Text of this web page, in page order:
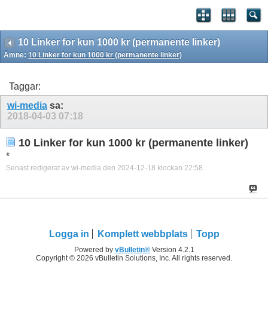
10 Linker for kun 1000 kr (permanente linker)
Ämne: 10 Linker for kun 1000 kr (permanente linker)
Taggar:
wi-media sa:
2018-04-03 07:18
10 Linker for kun 1000 kr (permanente linker)
*
Senast redigerat av wi-media den 2024-12-18 klockan 22:58.
Logga in Komplett webbplats Topp
Powered by vBulletin®Version 4.2.1
Copyright © 2026 vBulletin Solutions, Inc. All rights reserved.